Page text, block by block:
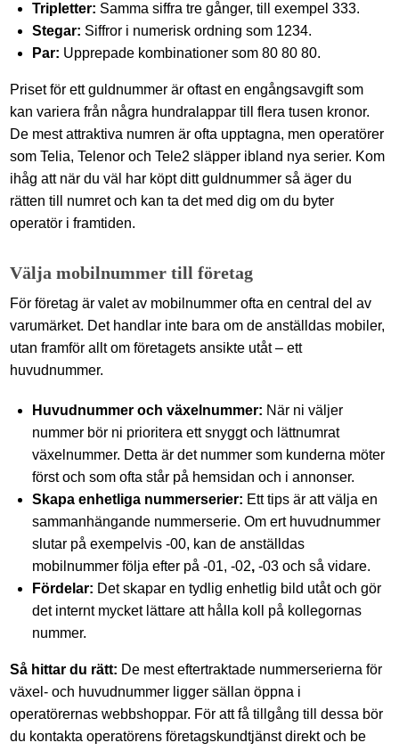
Tripletter: Samma siffra tre gånger, till exempel 333.
Stegar: Siffror i numerisk ordning som 1234.
Par: Upprepade kombinationer som 80 80 80.
Priset för ett guldnummer är oftast en engångsavgift som
kan variera från några hundralappar till flera tusen kronor.
De mest attraktiva numren är ofta upptagna, men operatörer
som Telia, Telenor och Tele2 släpper ibland nya serier. Kom
ihåg att när du väl har köpt ditt guldnummer så äger du
rätten till numret och kan ta det med dig om du byter
operatör i framtiden.
Välja mobilnummer till företag
För företag är valet av mobilnummer ofta en central del av
varumärket. Det handlar inte bara om de anställdas mobiler,
utan framför allt om företagets ansikte utåt – ett
huvudnummer.
Huvudnummer och växelnummer: När ni väljer
nummer bör ni prioritera ett snyggt och lättnumrat
växelnummer. Detta är det nummer som kunderna möter
först och som ofta står på hemsidan och i annonser.
Skapa enhetliga nummerserier: Ett tips är att välja en
sammanhängande nummerserie. Om ert huvudnummer
slutar på exempelvis -00, kan de anställdas
mobilnummer följa efter på -01, -02,-03 och så vidare.
Fördelar: Det skapar en tydlig enhetlig bild utåt och gör
det internt mycket lättare att hålla koll på kollegornas
nummer.
Så hittar du rätt: De mest eftertraktade nummerserierna för
växel- och huvudnummer ligger sällan öppna i
operatörernas webbshoppar. För att få tillgång till dessa bör
du kontakta operatörens företagskundtjänst direkt och be